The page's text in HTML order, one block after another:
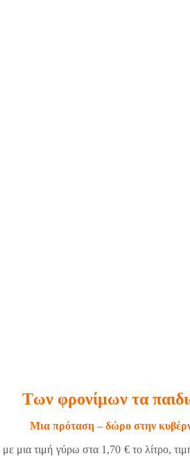
Των φρονίμων τα
Μια πρόταση – δώρο στην
τιμή γύρω στα 1,70 € το λίτρο,